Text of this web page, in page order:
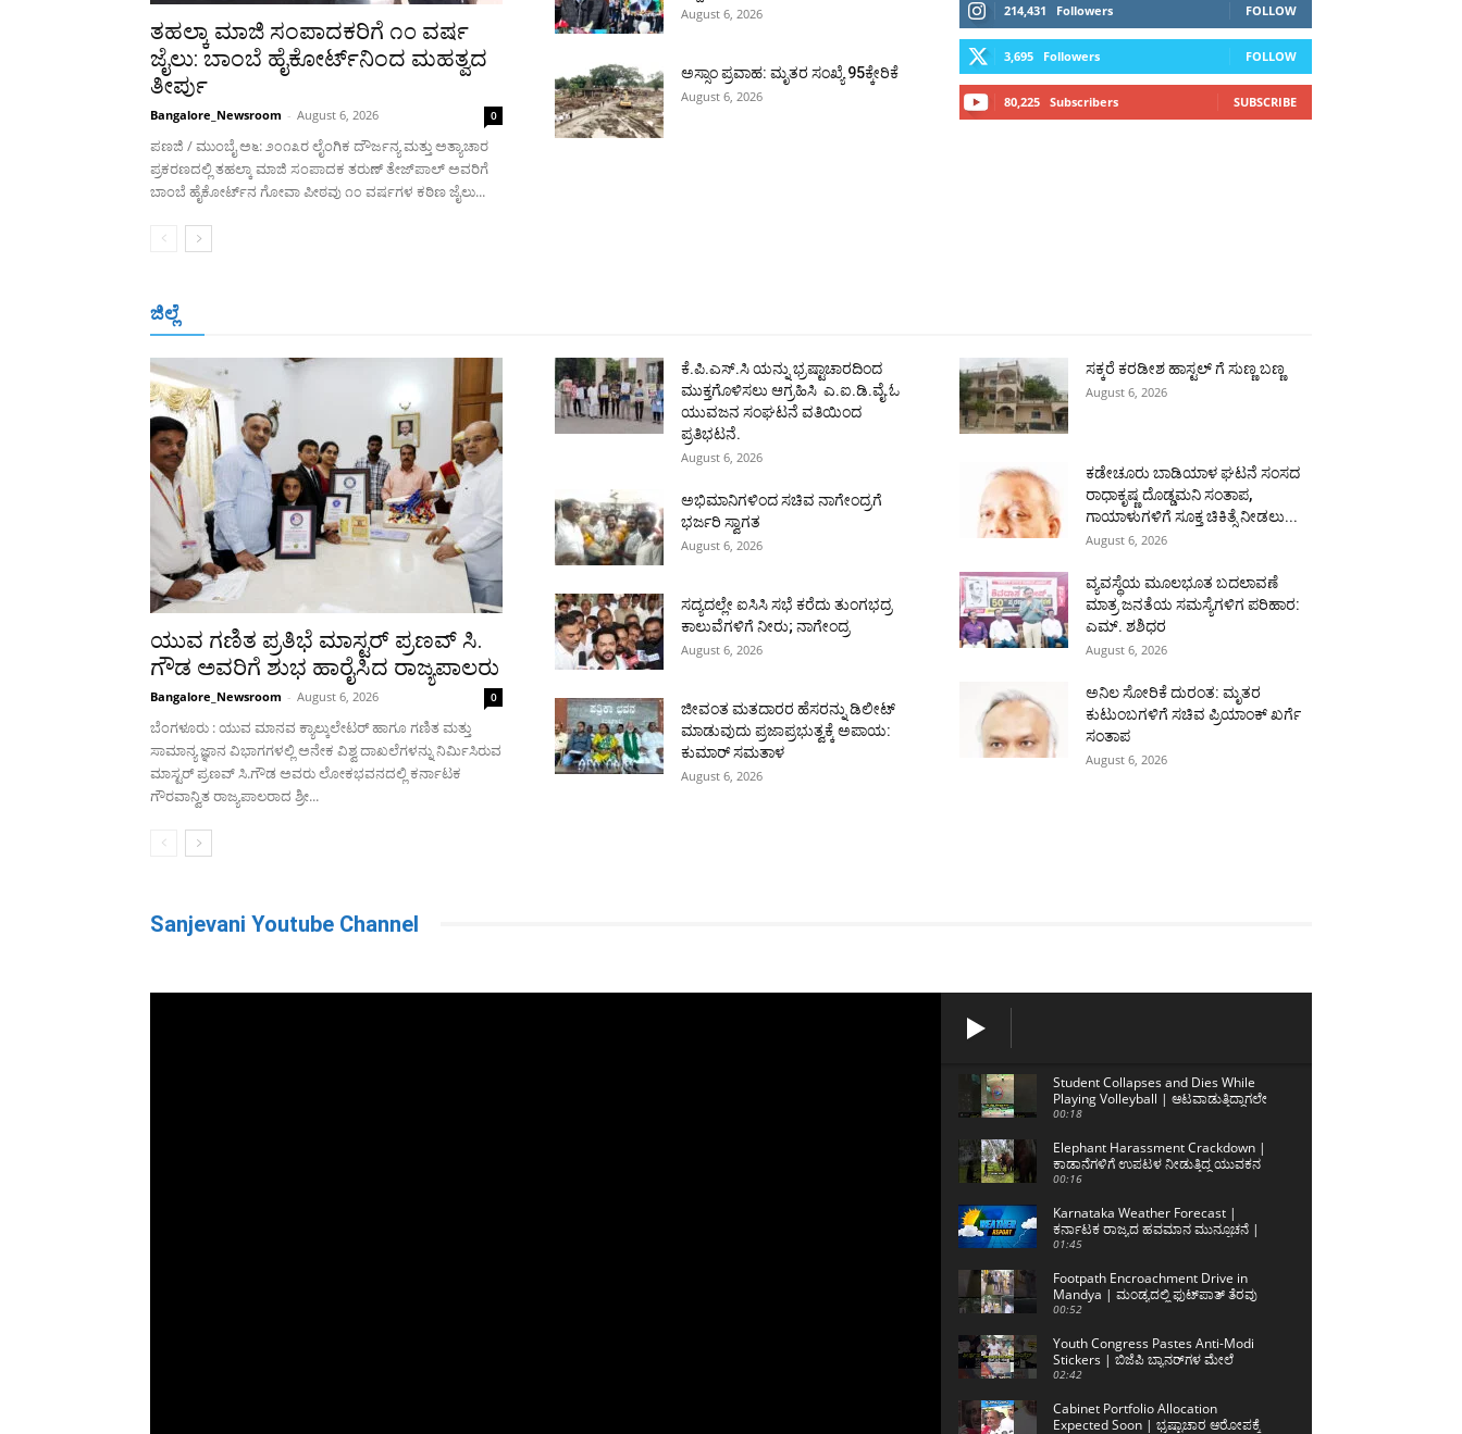
ತಹಲ್ಕಾ ಮಾಜಿ ಸಂಪಾದಕರಿಗೆ ೧೦ ವರ್ಷ
ಜೈಲು: ಬಾಂಬೆ ಹೈಕೋರ್ಟ್‌ನಿಂದ ಮಹತ್ವದ
ತೀರ್ಪು
Bangalore_Newsroom - August 6, 2026 0
ಪಣಜಿ / ಮುಂಬೈ ಅ೬: ೨೦೧೩ರ ಲೈಂಗಿಕ ದೌರ್ಜನ್ಯ ಮತ್ತು ಅತ್ಯಾಚಾರ
ಪ್ರಕರಣದಲ್ಲಿ ತಹಲ್ಕಾ ಮಾಜಿ ಸಂಪಾದಕ ತರುಣ್ ತೇಜ್‌ಪಾಲ್ ಅವರಿಗೆ
ಬಾಂಬೆ ಹೈಕೋರ್ಟ್‌ನ ಗೋವಾ ಪೀಠವು ೧೦ ವರ್ಷಗಳ ಕಠಿಣ ಜೈಲು...
August 6, 2026
ಅಸ್ಸಾಂ ಪ್ರವಾಹ: ಮೃತರ ಸಂಖ್ಯೆ 95ಕ್ಕೇರಿಕೆ
August 6, 2026
214,431 Followers FOLLOW
3,695 Followers FOLLOW
80,225 Subscribers SUBSCRIBE
ಜಿಲ್ಲೆ
ಯುವ ಗಣಿತ ಪ್ರತಿಭೆ ಮಾಸ್ಟರ್ ಪ್ರಣವ್ ಸಿ.
ಗೌಡ ಅವರಿಗೆ ಶುಭ ಹಾರೈಸಿದ ರಾಜ್ಯಪಾಲರು
Bangalore_Newsroom - August 6, 2026 0
ಬೆಂಗಳೂರು : ಯುವ ಮಾನವ ಕ್ಯಾಲ್ಕುಲೇಟರ್ ಹಾಗೂ ಗಣಿತ ಮತ್ತು
ಸಾಮಾನ್ಯ ಜ್ಞಾನ ವಿಭಾಗಗಳಲ್ಲಿ ಅನೇಕ ವಿಶ್ವ ದಾಖಲೆಗಳನ್ನು ನಿರ್ಮಿಸಿರುವ
ಮಾಸ್ಟರ್ ಪ್ರಣವ್ ಸಿ.ಗೌಡ ಅವರು ಲೋಕಭವನದಲ್ಲಿ ಕರ್ನಾಟಕ
ಗೌರವಾನ್ವಿತ ರಾಜ್ಯಪಾಲರಾದ ಶ್ರೀ...
ಕೆ.ಪಿ.ಎಸ್.ಸಿ ಯನ್ನು ಭ್ರಷ್ಟಾಚಾರದಿಂದ
ಮುಕ್ತಗೊಳಿಸಲು ಆಗ್ರಹಿಸಿ ಎ.ಐ.ಡಿ.ವೈ.ಓ
ಯುವಜನ ಸಂಘಟನೆ ವತಿಯಿಂದ
ಪ್ರತಿಭಟನೆ.
August 6, 2026
ಅಭಿಮಾನಿಗಳಿಂದ ಸಚಿವ ನಾಗೇಂದ್ರಗೆ
ಭರ್ಜರಿ ಸ್ವಾಗತ
August 6, 2026
ಸದ್ಯದಲ್ಲೇ ಐಸಿಸಿ ಸಭೆ ಕರೆದು ತುಂಗಭದ್ರ
ಕಾಲುವೆಗಳಿಗೆ ನೀರು; ನಾಗೇಂದ್ರ
August 6, 2026
ಜೀವಂತ ಮತದಾರರ ಹೆಸರನ್ನು ಡಿಲೀಟ್
ಮಾಡುವುದು ಪ್ರಜಾಪ್ರಭುತ್ವಕ್ಕೆ ಅಪಾಯ:
ಕುಮಾರ್ ಸಮತಾಳ
August 6, 2026
ಸಕ್ಕರೆ ಕರಡೀಶ ಹಾಸ್ಟಲ್ ಗೆ ಸುಣ್ಣ ಬಣ್ಣ
August 6, 2026
ಕಡೇಚೂರು ಬಾಡಿಯಾಳ ಘಟನೆ ಸಂಸದ
ರಾಧಾಕೃಷ್ಣ ದೊಡ್ಡಮನಿ ಸಂತಾಪ,
ಗಾಯಾಳುಗಳಿಗೆ ಸೂಕ್ತ ಚಿಕಿತ್ಸೆ ನೀಡಲು...
August 6, 2026
ವ್ಯವಸ್ಥೆಯ ಮೂಲಭೂತ ಬದಲಾವಣೆ
ಮಾತ್ರ ಜನತೆಯ ಸಮಸ್ಯೆಗಳಿಗ ಪರಿಹಾರ:
ಎಮ್. ಶಶಿಧರ
August 6, 2026
ಅನಿಲ ಸೋರಿಕೆ ದುರಂತ: ಮೃತರ
ಕುಟುಂಬಗಳಿಗೆ ಸಚಿವ ಪ್ರಿಯಾಂಕ್ ಖರ್ಗೆ
ಸಂತಾಪ
August 6, 2026
Sanjevani Youtube Channel
Student Collapses and Dies While
Playing Volleyball | ಆಟವಾಡುತ್ತಿದ್ದಾಗಲೇ
ನೆಲಕ್ಕೆ ಕುಸಿದ ಲಿಖಿತ್ ಅಮೀನ್
00:18
Elephant Harassment Crackdown |
ಕಾಡಾನೆಗಳಿಗೆ ಉಪಟಳ ನೀಡುತ್ತಿದ್ದ ಯುವಕನ
ಬಂಧನ
00:16
Karnataka Weather Forecast |
ಕರ್ನಾಟಕ ರಾಜ್ಯದ ಹವಮಾನ ಮುನ್ಸೂಚನೆ |
06/08/2026 | Sanjevani News
01:45
Footpath Encroachment Drive in
Mandya | ಮಂಡ್ಯದಲ್ಲಿ ಫುಟ್‌ಪಾತ್ ತೆರವು
ಕಾರ್ಯಾಚರಣೆ
00:52
Youth Congress Pastes Anti-Modi
Stickers | ಬಿಜೆಪಿ ಬ್ಯಾನರ್‌ಗಳ ಮೇಲೆ
ಮೋದಿ ವಿರುದ್ಧದ ಸ್ಟಿಕ್ಕರ್
02:42
Cabinet Portfolio Allocation
Expected Soon | ಭ್ರಷ್ಟಾಚಾರ ಆರೋಪಕ್ಕೆ